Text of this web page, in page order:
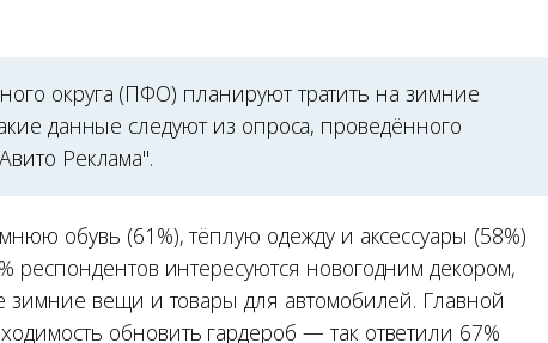
округа (ПФО) планируют тратить на зимние
данные следуют из опроса, проведённого
Реклама".
обувь (61%), тёплую одежду и аксессуары (58%)
респондентов интересуются новогодним декором,
зимние вещи и товары для автомобилей. Главной
обновить гардероб — так ответили 67%